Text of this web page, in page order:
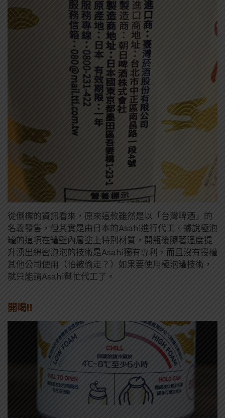
從側標的資訊看來，原來這款雖然是以「台灣啤酒」的
名義發售，但其實是由日本的Asahi進行代工。據說極泡
罐的這項在罐壁內層塗上特別材質，開瓶後隨著溫度提
升湧出綿密泡泡的技術是Asahi獨有專利，而且沒有授權
其他公司使用（怕被偷走？）如果要使用極泡罐技術，
就只能請Asahi幫忙代工了。
開喝!!